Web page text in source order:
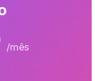
/mês